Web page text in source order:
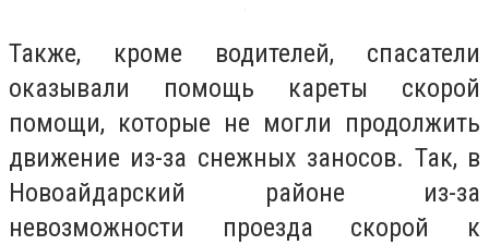
Также, кроме водителей, спасатели
оказывали помощь кареты скорой
помощи, которые не могли продолжить
движение из-за снежных заносов. Так, в
Новоайдарский районе из-за
невозможности проезда скорой к